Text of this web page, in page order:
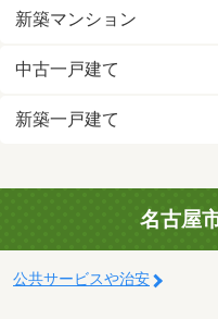
新築マンション
中古一戸建て
新築一戸建て
名古屋
公共サービスや治安